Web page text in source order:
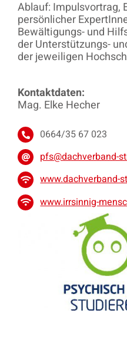
Ablauf: Impulsvortrag,
persönlicher
Bewältigungs- und
der Unterstützungs-
der jeweiligen
Kontaktdaten:
Mag. Elke Hecher
0664/35 67 023
pfs@dachverband-
www.dachverband-
www.irrsinnig-